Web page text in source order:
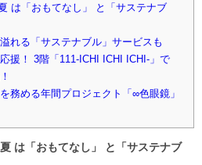
は「おもてなし」 と「サステナブ
れる「サステナブル」サービスも
援！ 3階「111-ICHI ICHI ICHI-」で
務める年間プロジェクト「∞色眼鏡」
は「おもてなし」 と「サステナブ